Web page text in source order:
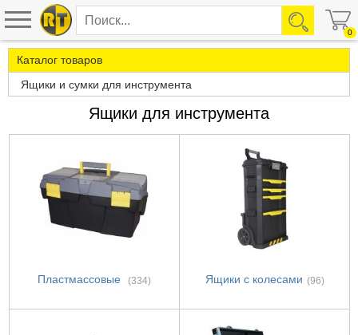
0
Каталог товаров
Ящики и сумки для инструмента
Ящики для инструмента
Пластмассовые (334) Ящики с колесами (96)